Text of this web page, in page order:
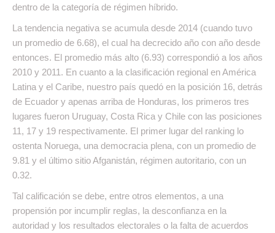
dentro de la categoría de régimen híbrido.
La tendencia negativa se acumula desde 2014 (cuando tuvo
un promedio de 6.68), el cual ha decrecido año con año desde
entonces. El promedio más alto (6.93) correspondió a los años
2010 y 2011. En cuanto a la clasificación regional en América
Latina y el Caribe, nuestro país quedó en la posición 16, detrás
de Ecuador y apenas arriba de Honduras, los primeros tres
lugares fueron Uruguay, Costa Rica y Chile con las posiciones
11, 17 y 19 respectivamente. El primer lugar del ranking lo
ostenta Noruega, una democracia plena, con un promedio de
9.81 y el último sitio Afganistán, régimen autoritario, con un
0.32.
Tal calificación se debe, entre otros elementos, a una
propensión por incumplir reglas, la desconfianza en la
autoridad y los resultados electorales o la falta de acuerdos